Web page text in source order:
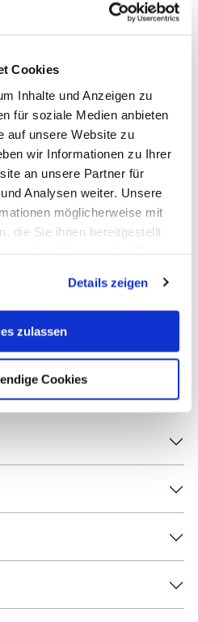
Cookies
Inhalte und Anzeigen zu
für soziale Medien anbieten
auf unsere Website zu
wir Informationen zu Ihrer
an unsere Partner für
Analysen weiter. Unsere
möglicherweise mit
die Sie ihnen bereitgestellt
Details zeigen
zulassen
Cookies
anlegen